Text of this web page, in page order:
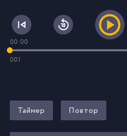
00:00
001
Таймер Повтор